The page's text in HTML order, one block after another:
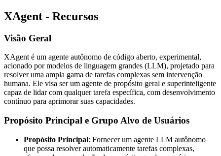
XAgent - Recursos
Visão Geral
XAgent é um agente autônomo de código aberto, experimental,
acionado por modelos de linguagem grandes (LLM), projetado para
resolver uma ampla gama de tarefas complexas sem intervenção
humana. Ele visa ser um agente de propósito geral e superinteligente
capaz de lidar com qualquer tarefa específica, com desenvolvimento
contínuo para aprimorar suas capacidades.
Propósito Principal e Grupo Alvo de Usuários
Propósito Principal: Fornecer um agente LLM autônomo
que possa resolver automaticamente tarefas complexas,